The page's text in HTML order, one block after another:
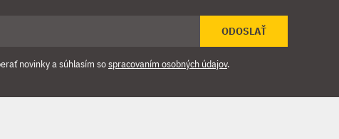
ODOSLAŤ
novinky a súhlasím sospracovaním osobných údajov.